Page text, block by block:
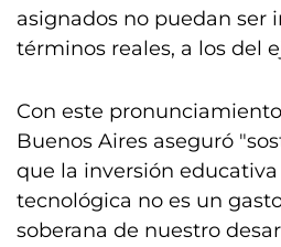
asignados no puedan ser
términos reales, a los del
Con este
Buenos Aires aseguró
que la inversión
tecnológica no es un
soberana de nuestro